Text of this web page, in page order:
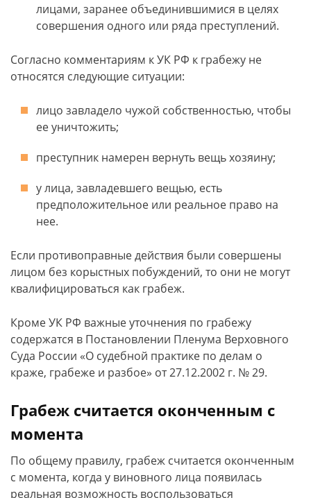
лицами, заранее объединившимися в целях
совершения одного или ряда преступлений.
Согласно комментариям к УК РФ к грабежу не
относятся следующие ситуации:
лицо завладело чужой собственностью, чтобы
ее уничтожить;
преступник намерен вернуть вещь хозяину;
у лица, завладевшего вещью, есть
предположительное или реальное право на
нее.
Если противоправные действия были совершены
лицом без корыстных побуждений, то они не могут
квалифицироваться как грабеж.
Кроме УК РФ важные уточнения по грабежу
содержатся в Постановлении Пленума Верховного
Суда России «О судебной практике по делам о
краже, грабеже и разбое» от 27.12.2002 г. № 29.
Грабеж считается оконченным с
момента
По общему правилу, грабеж считается оконченным
с момента, когда у виновного лица появилась
реальная возможность воспользоваться